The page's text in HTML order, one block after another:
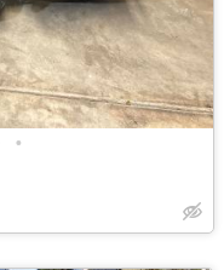
•